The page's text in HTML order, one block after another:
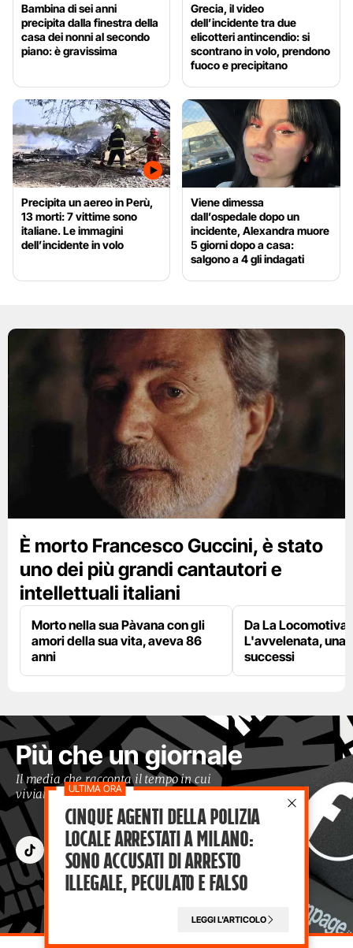
Bambina di sei anni
precipita dalla finestra della
casa dei nonni al secondo
piano: è gravissima
Grecia, il video
dell’incidente tra due
elicotteri antincendio: si
scontrano in volo, prendono
fuoco e precipitano
Precipita un aereo in Perù,
13 morti: 7 vittime sono
italiane. Le immagini
dell’incidente in volo
Viene dimessa
dall’ospedale dopo un
incidente, Alexandra muore
5 giorni dopo a casa:
salgono a 4 gli indagati
È morto Francesco Guccini, è stato
uno dei più grandi cantautori e
intellettuali italiani
Morto nella sua Pàvana con gli
amori della sua vita, aveva 86
anni
Da La Locomotiva
L'avvelenata, una
successi
Più che un giornale
Il media che racconta il tempo in cui
viviamo con occhi moderni
Cinque agenti della polizia
locale arrestati a Milano:
sono accusati di arresto
illegale, peculato e falso
LEGGI L'ARTICOLO